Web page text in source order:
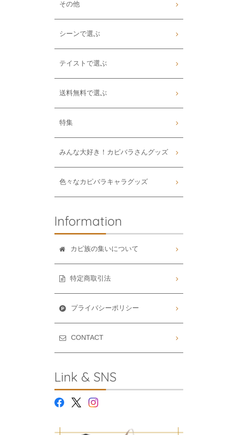
その他
シーンで選ぶ
テイストで選ぶ
送料無料で選ぶ
特集
みんな大好き！カピバラさんグッズ
色々なカピバラキャラグッズ
Information
カピ族の集いについて
特定商取引法
プライバシーポリシー
CONTACT
Link & SNS